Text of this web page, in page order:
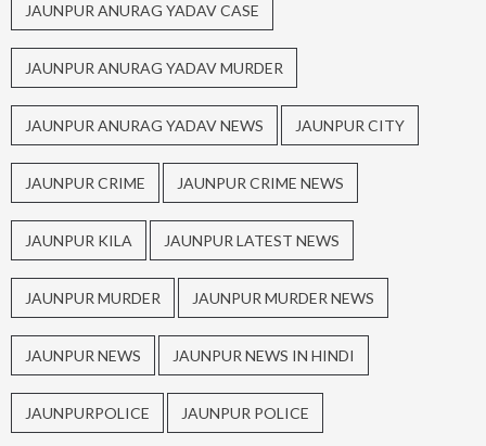
JAUNPUR ANURAG YADAV CASE
JAUNPUR ANURAG YADAV MURDER
JAUNPUR ANURAG YADAV NEWS JAUNPUR CITY
JAUNPUR CRIME JAUNPUR CRIME NEWS
JAUNPUR KILA JAUNPUR LATEST NEWS
JAUNPUR MURDER JAUNPUR MURDER NEWS
JAUNPUR NEWS JAUNPUR NEWS IN HINDI
JAUNPURPOLICE JAUNPUR POLICE